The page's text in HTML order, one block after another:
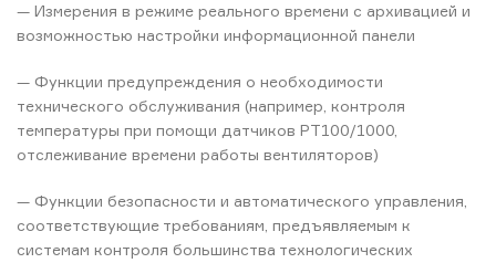
— Измерения в режиме реального времени с архивацией и
возможностью настройки информационной панели
— Функции предупреждения о необходимости
технического обслуживания (например, контроля
температуры при помощи датчиков PT100/1000,
отслеживание времени работы вентиляторов)
— Функции безопасности и автоматического управления,
соответствующие требованиям, предъявляемым к
системам контроля большинства технологических